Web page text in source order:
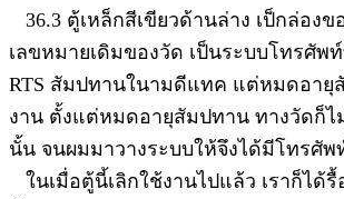
36.3 ตู้เหล็กสีเขียวด้านล่าง เป็กล่อง
เลขหมายเดิมของวัด เป็นระบบโทรศัพ
RTS สัมปทานในามดีแทค แต่หมดอายุ
งาน ตั้งแต่หมดอายุสัมปทาน ทางวัดก็
นั้น จนผมมาวางระบบให้จึงได้มีโทรศัพ
ในเมื่อตู้นี้เลิกใช้งานไปแล้ว เราก็ได้